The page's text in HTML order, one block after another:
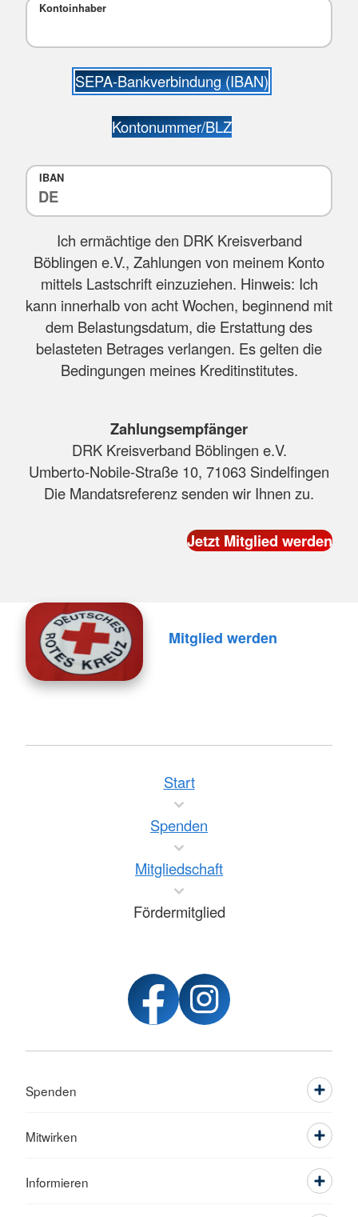
Kontoinhaber
SEPA-Bankverbindung (IBAN)
Kontonummer/BLZ
IBAN
Ich ermächtige den DRK Kreisverband
Böblingen e.V., Zahlungen von meinem Konto
mittels Lastschrift einzuziehen. Hinweis: Ich
kann innerhalb von acht Wochen, beginnend mit
dem Belastungsdatum, die Erstattung des
belasteten Betrages verlangen. Es gelten die
Bedingungen meines Kreditinstitutes.
Zahlungsempfänger
DRK Kreisverband Böblingen e.V.
Umberto-Nobile-Straße 10, 71063 Sindelfingen
Die Mandatsreferenz senden wir Ihnen zu.
Mitglied werden
Start
Spenden
Mitgliedschaft
Fördermitglied
Spenden
Mitwirken
Informieren